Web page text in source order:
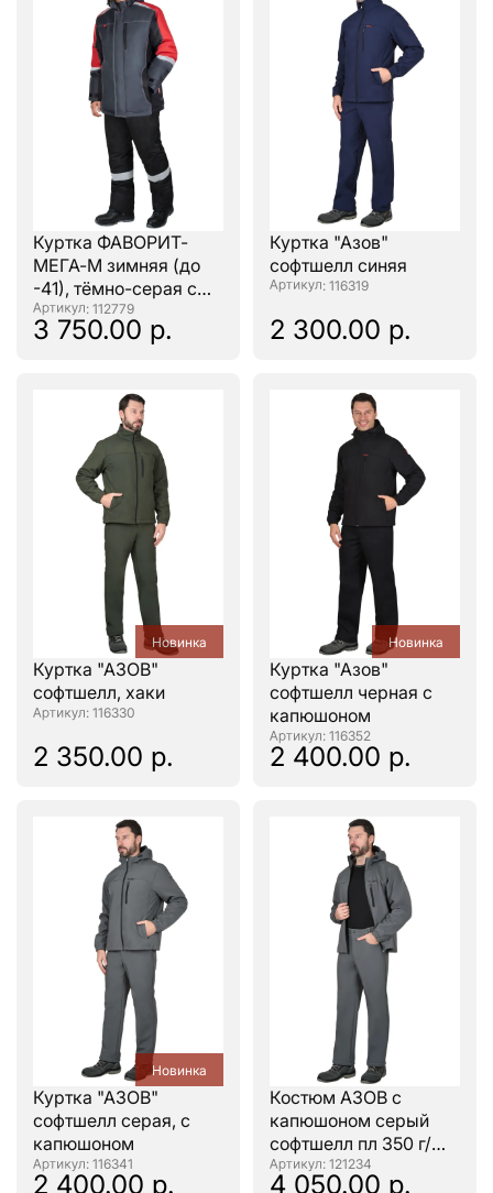
Куртка ФАВОРИТ-
МЕГА-М зимняя (до
-41), тёмно-серая с
черным, красным и
СОП
: 112779
3 750.00 р.
Куртка "Азов"
софтшелл синяя
: 116319
2 300.00 р.
Новинка
Куртка "АЗОВ"
софтшелл, хаки
: 116330
2 350.00 р.
Новинка
Куртка "Азов"
софтшелл черная с
капюшоном
: 116352
2 400.00 р.
Новинка
Куртка "АЗОВ"
софтшелл серая, с
капюшоном
: 116341
2 400.00 р.
Костюм АЗОВ с
капюшоном серый
софтшелл пл 350 г/
кв.м
: 121234
4 050.00 р.